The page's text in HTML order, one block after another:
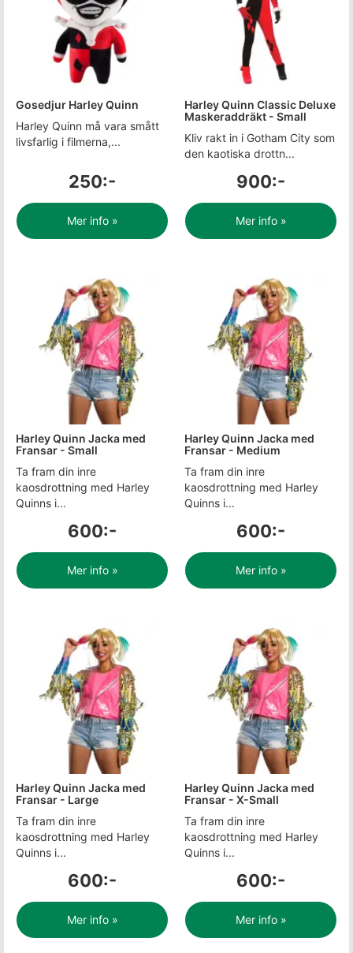
Gosedjur Harley Quinn
Harley Quinn må vara smått
livsfarlig i filmerna,...
250:-
Mer info »
Harley Quinn Classic Deluxe
Maskeraddräkt - Small
Kliv rakt in i Gotham City som
den kaotiska drottn...
900:-
Mer info »
Harley Quinn Jacka med
Fransar - Small
Ta fram din inre
kaosdrottning med Harley
Quinns i...
600:-
Mer info »
Harley Quinn Jacka med
Fransar - Medium
Ta fram din inre
kaosdrottning med Harley
Quinns i...
600:-
Mer info »
Harley Quinn Jacka med
Fransar - Large
Ta fram din inre
kaosdrottning med Harley
Quinns i...
600:-
Mer info »
Harley Quinn Jacka med
Fransar - X-Small
Ta fram din inre
kaosdrottning med Harley
Quinns i...
600:-
Mer info »